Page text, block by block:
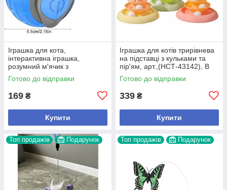
Іграшка для кота,
інтерактивна іграшка,
розумний м'ячик з
хвостиком,кольори(зелений,
помаранчевий),арт.,(941979),
Готово до відправки
169 ₴
Купити
Іграшка для котів трирівнева
на підставці з кульками та
пір'ям, арт.,(НСТ-43142), В
наявності, Різнокольоровий
Готово до відправки
339 ₴
Купити
Топ продажів Подарунок Топ продажів Подарунок